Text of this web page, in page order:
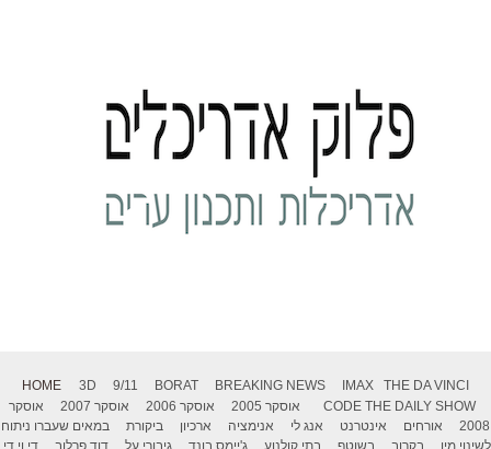
HOME 3D 9/11 BORAT BREAKING NEWS IMAX
THE DA VINCI
CODE THE DAILY SHOW אוסקר 2005 אוסקר 2006 אוסקר 2007
אוסקר
2008
אורחים אינטרנט אנג לי אנימציה ארכיון ביקורת
במאים שעברו ניתוח
לשינוי מין
בקרוב בשוטף בתי קולנוע ג'יימס בונד גיבורי על דוד פרלוב די.וי.די